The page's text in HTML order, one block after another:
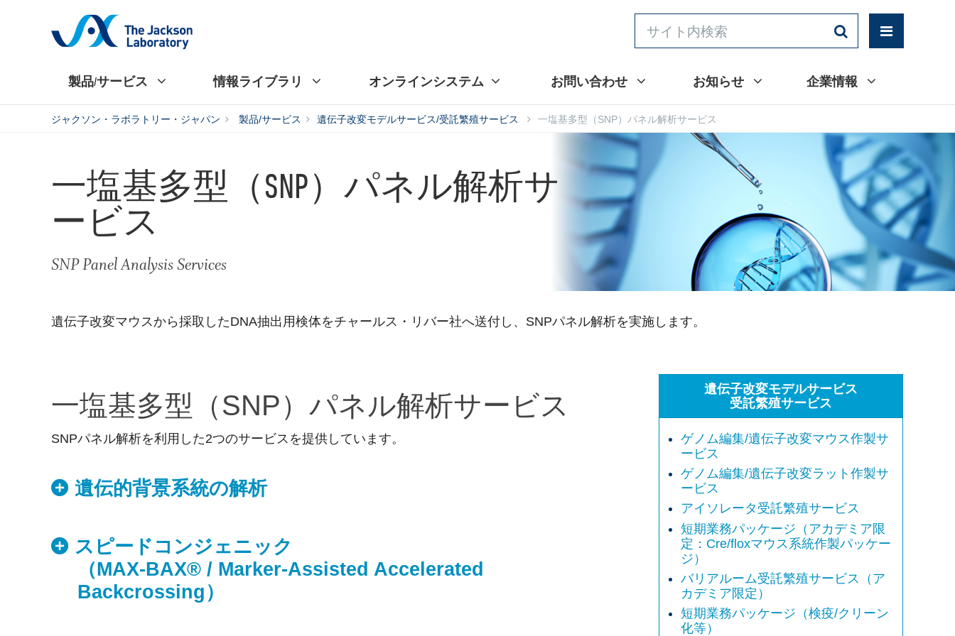
製品/サービス 情報ライブラリ オンラインシステム お問い合わせ お知らせ 企業情報
ジャクソン・ラボラトリー・ジャパン 製品/サービス 遺伝子改変モデルサービス/受託繁殖サービス 一塩基多型（SNP）パネル解析サービス
一塩基多型（SNP）パネル解析サ
ービス
SNP Panel Analysis Services
遺伝子改変マウスから採取したDNA抽出用検体をチャールス・リバー社へ送付し、SNPパネル解析を実施します。
一塩基多型（SNP）パネル解析サービス
SNPパネル解析を利用した2つのサービスを提供しています。
遺伝的背景系統の解析
スピードコンジェニック
（MAX-BAX® / Marker-Assisted Accelerated
Backcrossing）
遺伝子改変モデルサービス
受託繁殖サービス
ゲノム編集/遺伝子改変マウス作製サ
ービス
ゲノム編集/遺伝子改変ラット作製サ
ービス
アイソレータ受託繁殖サービス
短期業務パッケージ（アカデミア限
定：Cre/floxマウス系統作製パッケー
ジ）
バリアルーム受託繁殖サービス（ア
カデミア限定）
短期業務パッケージ（検疫/クリーン
化等）